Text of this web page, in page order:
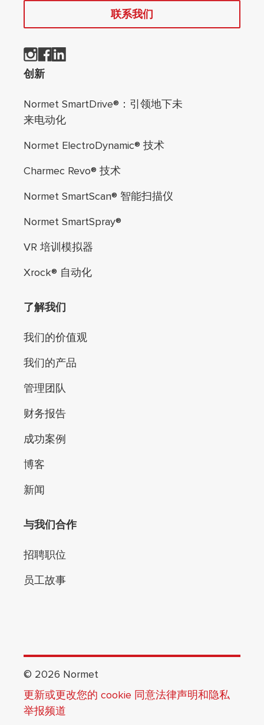
联系我们
页脚导航
创新
Normet SmartDrive®：引领地下未
来电动化
Normet ElectroDynamic® 技术
Charmec Revo® 技术
Normet SmartScan® 智能扫描仪
Normet SmartSpray®
VR 培训模拟器
Xrock® 自动化
了解我们
我们的价值观
我们的产品
管理团队
财务报告
成功案例
博客
新闻
与我们合作
招聘职位
员工故事
© 2026 Normet
更新或更改您的 cookie 同意法律声明和隐私
举报频道